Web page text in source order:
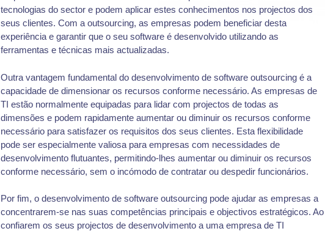
tecnologias do sector e podem aplicar estes conhecimentos nos projectos dos
seus clientes. Com a outsourcing, as empresas podem beneficiar desta
experiência e garantir que o seu software é desenvolvido utilizando as
ferramentas e técnicas mais actualizadas.
Outra vantagem fundamental do desenvolvimento de software outsourcing é a
capacidade de dimensionar os recursos conforme necessário. As empresas de
TI estão normalmente equipadas para lidar com projectos de todas as
dimensões e podem rapidamente aumentar ou diminuir os recursos conforme
necessário para satisfazer os requisitos dos seus clientes. Esta flexibilidade
pode ser especialmente valiosa para empresas com necessidades de
desenvolvimento flutuantes, permitindo-lhes aumentar ou diminuir os recursos
conforme necessário, sem o incómodo de contratar ou despedir funcionários.
Por fim, o desenvolvimento de software outsourcing pode ajudar as empresas a
concentrarem-se nas suas competências principais e objectivos estratégicos. Ao
confiarem os seus projectos de desenvolvimento a uma empresa de TI